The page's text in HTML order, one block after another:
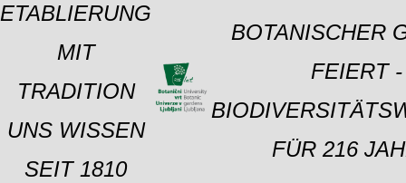
ETABLIERUNG
MIT
TRADITION
UNS WISSEN
SEIT 1810
BOTANISCHER
FEIERT -
FÜR 216